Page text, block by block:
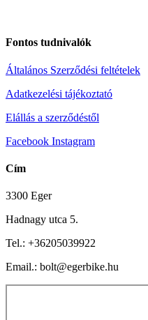
Fontos tudnivalók
Általános Szerződési feltételek
Adatkezelési tájékoztató
Elállás a szerződéstől
Facebook Instagram
Cím
3300 Eger
Hadnagy utca 5.
Tel.: +36205039922
Email.: bolt@egerbike.hu